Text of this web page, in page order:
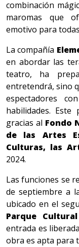
combinación
maromas que
emotivo para
La compañía
en abordar las
teatro, ha
entretendrá, sino
espectadores
habilidades.
gracias al Fondo
de las Artes
Culturas, las
2024.
Las funciones se
de septiembre a
ubicado en el
Parque
entrada es
obra es apta para